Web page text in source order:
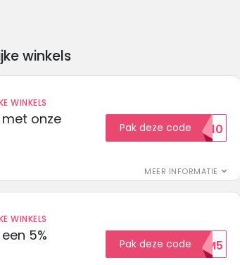
winkels
WINKELS
onze
MEER INFORMATIE
Pak deze codeEXTRA10
WINKELS
5%
Pak deze codeWELKOM5